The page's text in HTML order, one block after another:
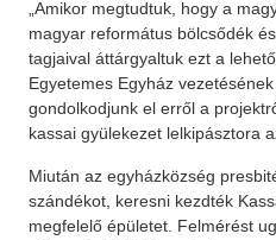
„Amikor megtudtuk, hogy a
magyar református bölcsődék
tagjaival áttárgyaltuk ezt a
Egyetemes Egyház
gondolkodjunk el erről a
kassai gyülekezet lelkipásztora
Miután az egyházközség
szándékot, keresni kezdték
megfelelő épületet. Felmérést